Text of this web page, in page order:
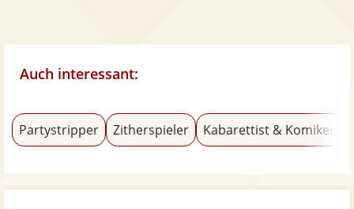
Auch interessant:
Partystripper Zitherspieler Kabarettist & Komiker